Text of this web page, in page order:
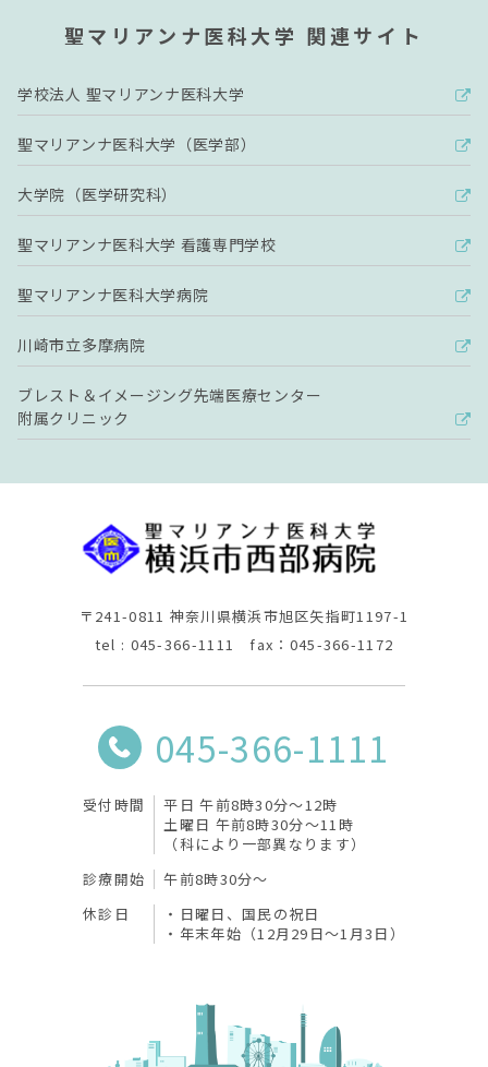
聖マリアンナ医科大学 関連サイト
学校法人 聖マリアンナ医科大学
聖マリアンナ医科大学（医学部）
大学院（医学研究科）
聖マリアンナ医科大学 看護専門学校
聖マリアンナ医科大学病院
川崎市立多摩病院
ブレスト＆イメージング先端医療センター
附属クリニック
〒241-0811 神奈川県横浜市旭区矢指町1197-1
tel : 045-366-1111 fax：045-366-1172
045-366-1111
受付時間
平日 午前8時30分〜12時
土曜日 午前8時30分〜11時
（科により一部異なります）
診療開始
午前8時30分〜
休診日
日曜日、国民の祝日
年末年始（12月29日～1月3日）